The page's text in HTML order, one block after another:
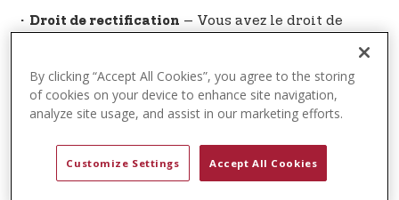
· Droit de rectification – Vous avez le droit de
également le droit de demander à notre Société de
compléter les informations que vous estimez
· Le droit à l’effacement
– Vous avez le droit de
By clicking “Accept All Cookies”, you agree to the storing
of cookies on your device to enhance site navigation,
analyze site usage, and assist in our marketing efforts.
Customize Settings Accept All Cookies